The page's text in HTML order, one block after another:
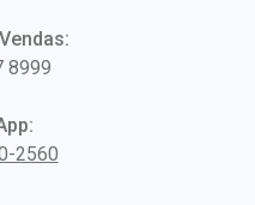
8999
2560